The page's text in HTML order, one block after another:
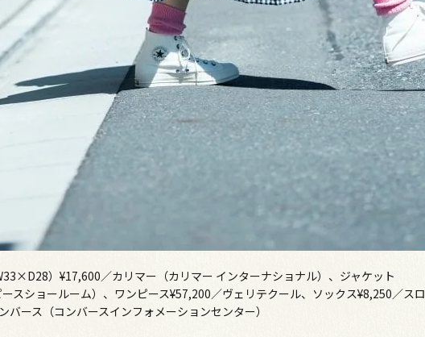
）¥17,600／カリマー（カリマー インターナショナル）、ジャケット
スショールーム）、ワンピース¥57,200／ヴェリテクール、ソックス¥8,250／スロ
ース（コンバースインフォメーションセンター）